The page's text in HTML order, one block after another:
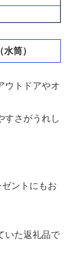
筒）
ウトドアやオ
すさがうれし
ントにもお
いた返礼品で